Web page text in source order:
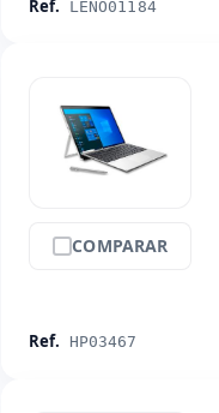
Ref. LENO01184
COMPARAR
Ref. HP03467